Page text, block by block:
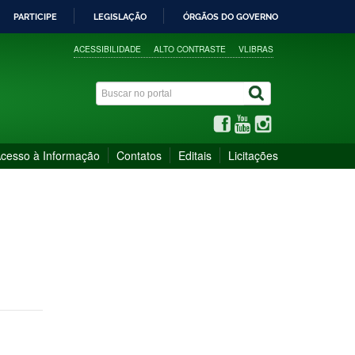
PARTICIPE LEGISLAÇÃO ÓRGÃOS DO GOVERNO
ACESSIBILIDADE ALTO CONTRASTE VLIBRAS
à Informação Contatos Editais Licitações